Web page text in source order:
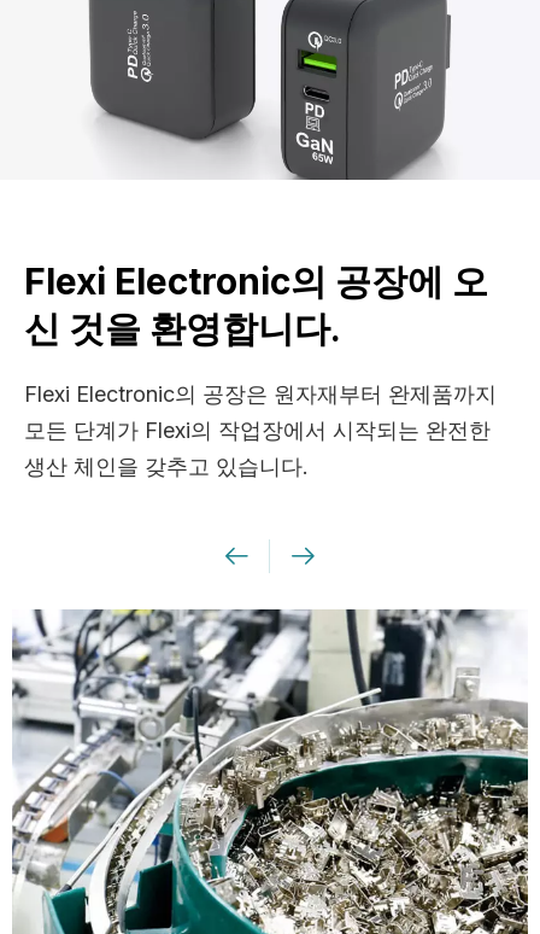
Flexi Electronic의 공장에 오
신 것을 환영합니다.
Flexi Electronic의 공장은 원자재부터 완제품까지
모든 단계가 Flexi의 작업장에서 시작되는 완전한
생산 체인을 갖추고 있습니다.